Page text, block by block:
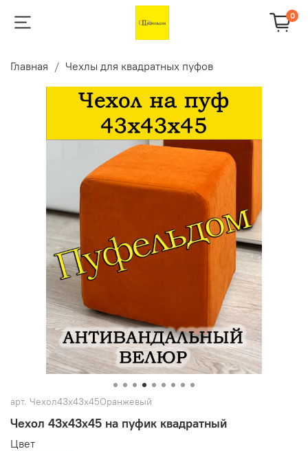
0
Главная Чехлы для квадратных пуфов
арт. Чехол43х43х45Оранжевый
Чехол 43х43х45 на пуфик квадратный
Цвет